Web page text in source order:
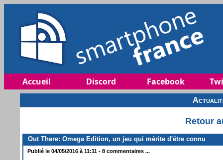
Accueil Discord Facebook
Retour
Out There: Omega Edition, un jeu qui mérite d'être connu
Publié le 04/05/2016 à 11:11 - 8 commentaires ...